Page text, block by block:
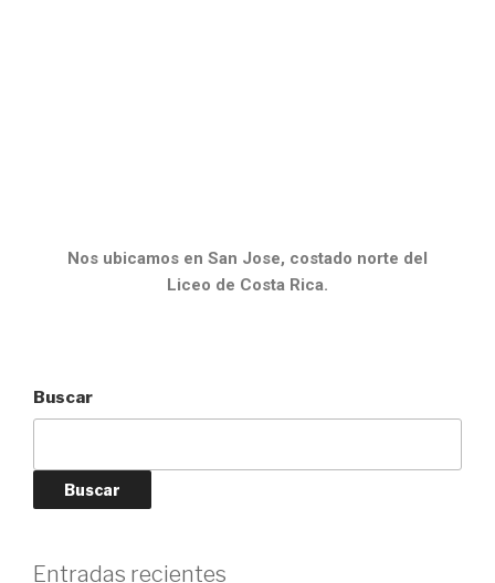
Nos ubicamos en San Jose, costado norte del
Liceo de Costa Rica.
Buscar
Buscar
Entradas recientes